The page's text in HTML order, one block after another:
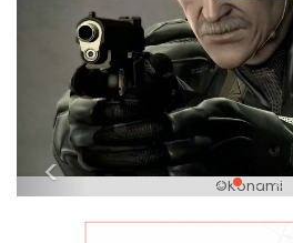
©Konami
<